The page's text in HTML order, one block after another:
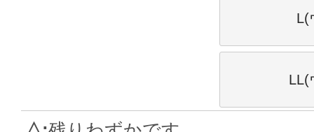
L(
LL(